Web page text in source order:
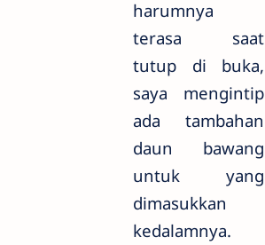
harumnya
terasa saat
tutup di buka,
saya mengintip
ada tambahan
daun bawang
untuk yang
dimasukkan
kedalamnya.